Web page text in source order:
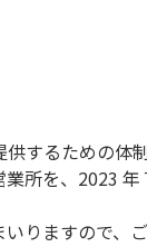
するための体
所を、2023 年
りますので、